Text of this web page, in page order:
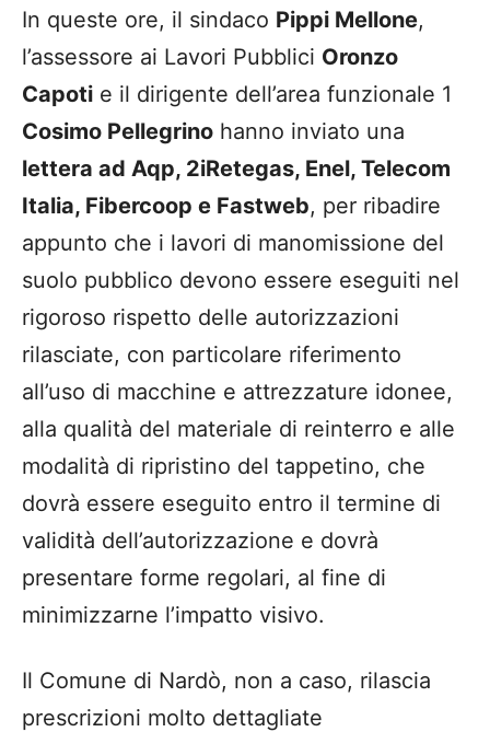
In queste ore, il sindaco Pippi Mellone,
l’assessore ai Lavori Pubblici Oronzo
Capoti e il dirigente dell’area funzionale 1
Cosimo Pellegrino hanno inviato una
lettera ad Aqp, 2iRetegas, Enel, Telecom
Italia, Fibercoop e Fastweb, per ribadire
appunto che i lavori di manomissione del
suolo pubblico devono essere eseguiti nel
rigoroso rispetto delle autorizzazioni
rilasciate, con particolare riferimento
all’uso di macchine e attrezzature idonee,
alla qualità del materiale di reinterro e alle
modalità di ripristino del tappetino, che
dovrà essere eseguito entro il termine di
validità dell’autorizzazione e dovrà
presentare forme regolari, al fine di
minimizzarne l’impatto visivo.
Il Comune di Nardò, non a caso, rilascia
prescrizioni molto dettagliate